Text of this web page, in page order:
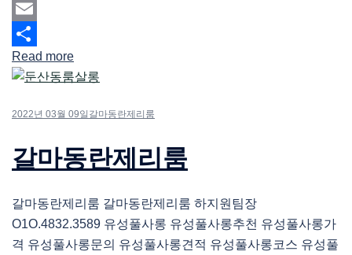
Mastodon
Email
Share
Read more
2022년 03월 09일 갈마동란제리룸
갈마동란제리룸
갈마동란제리룸 갈마동란제리룸 하지원팀장
O1O.4832.3589 유성풀사롱 유성풀사롱추천 유성풀사롱가
격 유성풀사롱문의 유성풀사롱견적 유성풀사롱코스 유성풀